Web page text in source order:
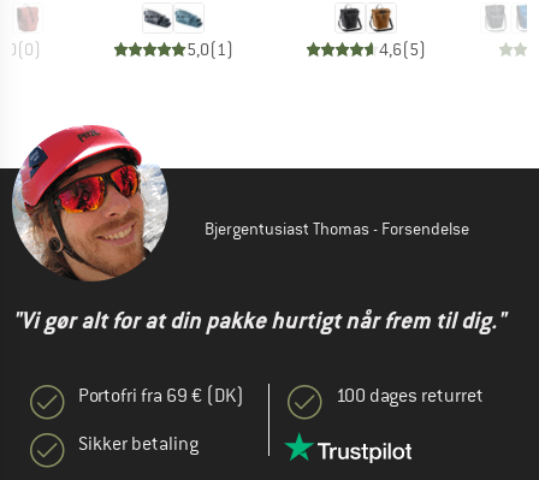
(0) 5,0(1) 4,6(5)
Bjergentusiast Thomas - Forsendelse
"Vi gør alt for at din pakke hurtigt når frem til dig."
Portofri fra 69 € (DK)
Sikker betaling
100 dages returret